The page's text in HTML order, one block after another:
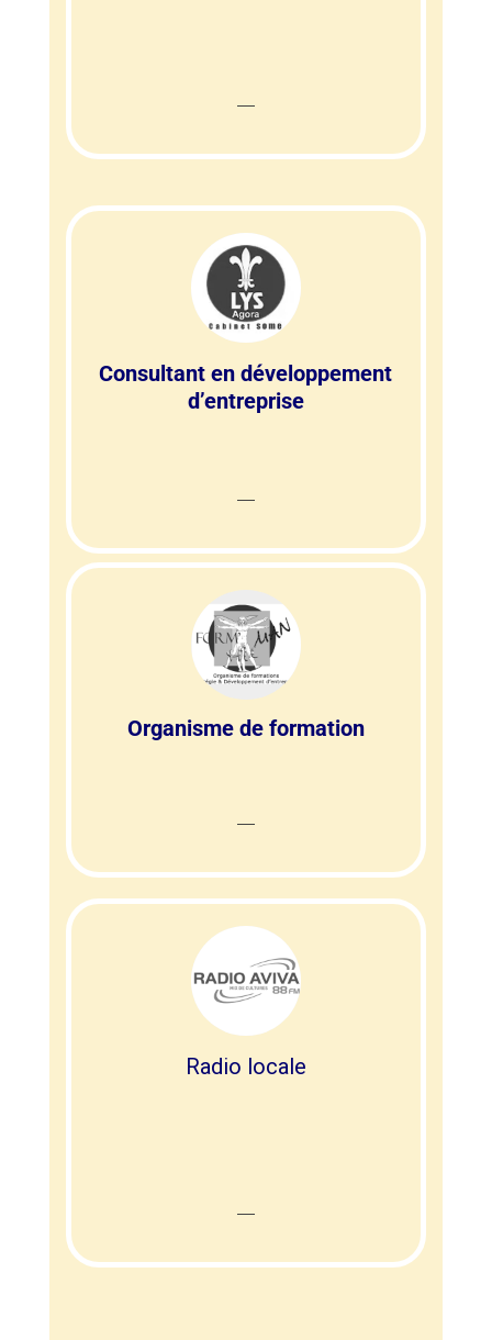
Consultant en développement
d’entreprise
Organisme de formation
Radio locale